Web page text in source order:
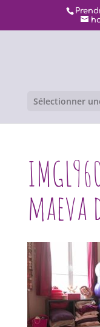
Sélectionner
maeva